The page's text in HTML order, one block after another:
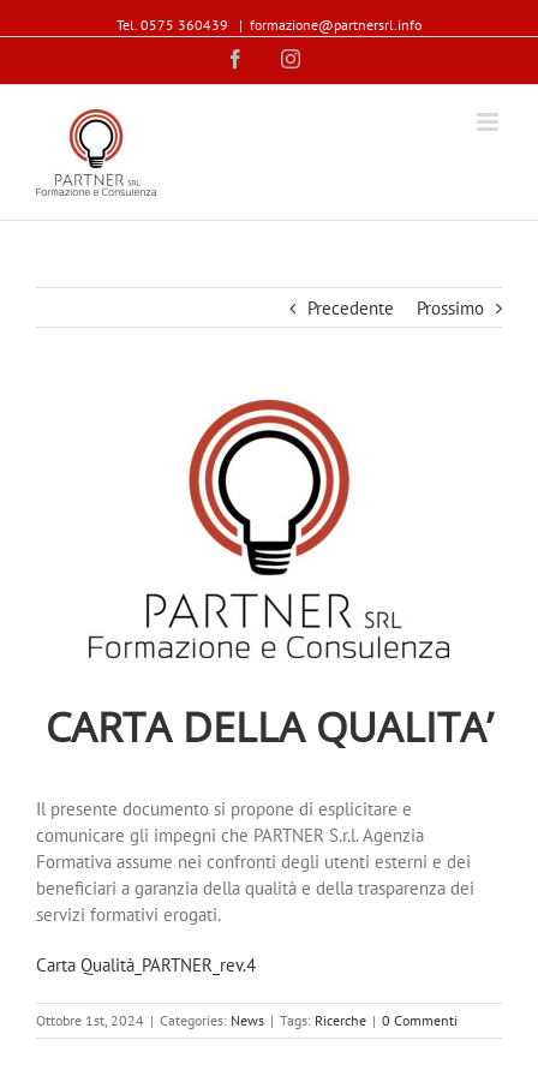
Tel. 0575 360439 | formazione@partnersrl.info
FacebookInstagram
Precedente Prossimo
CARTA DELLA QUALITA’
Il presente documento si propone di esplicitare e
comunicare gli impegni che PARTNER S.r.l. Agenzia
Formativa assume nei confronti degli utenti esterni e dei
beneficiari a garanzia della qualità e della trasparenza dei
servizi formativi erogati.
Carta Qualità_PARTNER_rev.4
Ottobre 1st, 2024 | Categories: News | Tags: Ricerche | 0 Commenti